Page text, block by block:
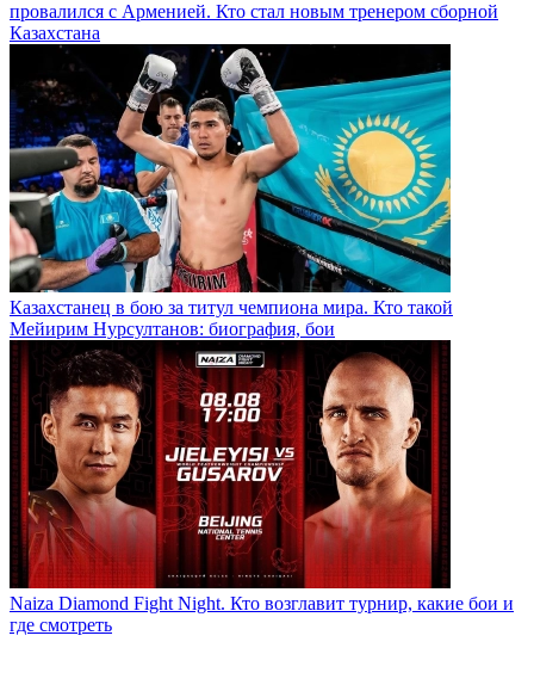
провалился с Арменией. Кто стал новым тренером сборной
Казахстана
Казахстанец в бою за титул чемпиона мира. Кто такой
Мейирим Нурсултанов: биография, бои
Naiza Diamond Fight Night. Кто возглавит турнир, какие бои и
где смотреть